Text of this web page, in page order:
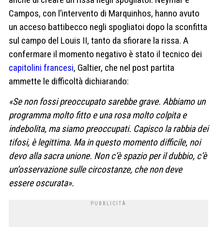
Campos, con l’intervento di Marquinhos, hanno avuto
un acceso battibecco negli spogliatoi dopo la sconfitta
sul campo del Louis II, tanto da sfiorare la rissa. A
confermare il momento negativo è stato il tecnico dei
capitolini francesi, Galtier, che nel post partita
ammette le difficoltà dichiarando:
«Se non fossi preoccupato sarebbe grave. Abbiamo un
programma molto fitto e una rosa molto colpita e
indebolita, ma siamo preoccupati. Capisco la rabbia dei
tifosi, è legittima. Ma in questo momento difficile, noi
devo alla sacra unione. Non c’è spazio per il dubbio, c’è
un’osservazione sulle circostanze, che non deve
essere oscurata».